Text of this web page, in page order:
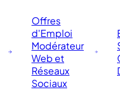
Offres
d'Emploi
Modérateur
Web et
Réseaux
Sociaux